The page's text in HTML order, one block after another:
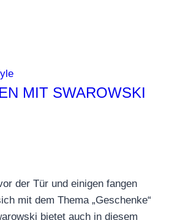
MIT SWAROWSKI
der Tür und einigen fangen
mit dem Thema „Geschenke“
bietet auch in diesem